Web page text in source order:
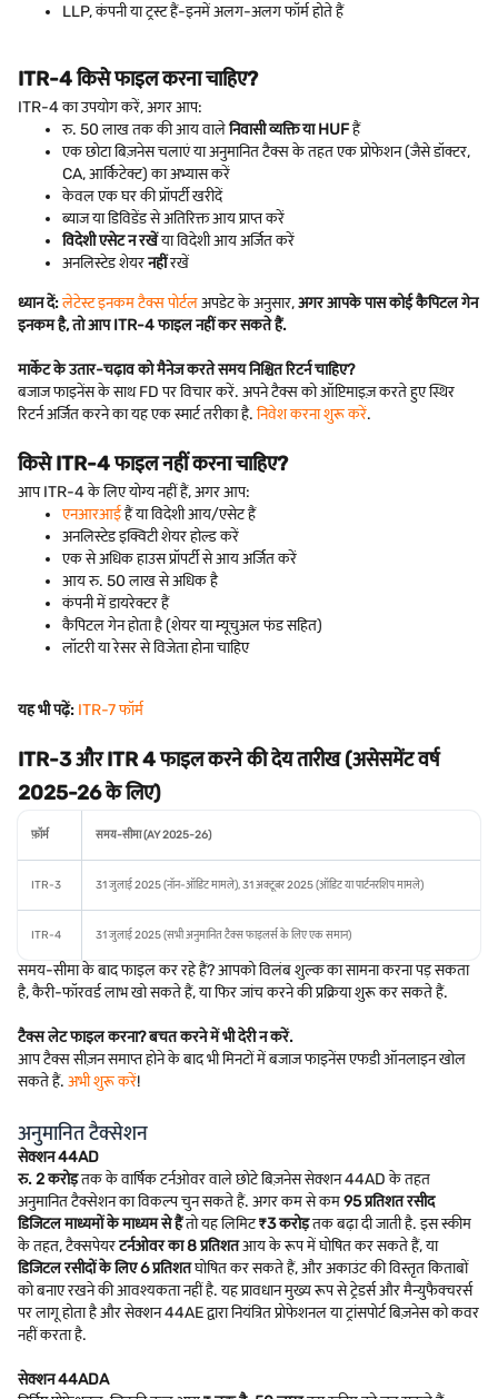
LLP, कंपनी या ट्रस्ट हैं-इनमें अलग-अलग फॉर्म होते हैं
ITR-4 किसे फाइल करना चाहिए?
ITR-4 का उपयोग करें, अगर आप:
रु. 50 लाख तक की आय वालेनिवासी व्यक्ति या HUFहैं
एक छोटा बिज़नेस चलाएं या अनुमानित टैक्स के तहत एक प्रोफेशन (जैसे डॉक्टर,
CA, आर्किटेक्ट) का अभ्यास करें
केवल एक घर की प्रॉपर्टी खरीदें
ब्याज या डिविडेंड से अतिरिक्त आय प्राप्त करें
विदेशी एसेट न रखेंया विदेशी आय अर्जित करें
अनलिस्टेड शेयरनहींरखें
ध्यान दें:लेटेस्ट इनकम टैक्स पोर्टलअपडेट के अनुसार,अगर आपके पास कोई कैपिटल गेन
इनकम है, तो आप ITR-4 फाइल नहीं कर सकते हैं.
मार्केट के उतार-चढ़ाव को मैनेज करते समय निश्चित रिटर्न चाहिए?
बजाज फाइनेंस के साथ FD पर विचार करें. अपने टैक्स को ऑप्टिमाइज़ करते हुए स्थिर
रिटर्न अर्जित करने का यह एक स्मार्ट तरीका है.निवेश करना शुरू करें.
किसे ITR-4 फाइल नहीं करना चाहिए?
आप ITR-4 के लिए योग्य नहीं हैं, अगर आप:
एनआरआईहैं या विदेशी आय/एसेट हैं
अनलिस्टेड इक्विटी शेयर होल्ड करें
एक से अधिक हाउस प्रॉपर्टी से आय अर्जित करें
आय रु. 50 लाख से अधिक है
कंपनी में डायरेक्टर हैं
कैपिटल गेन होता है (शेयर या म्यूचुअल फंड सहित)
लॉटरी या रेसर से विजेता होना चाहिए
यह भी पढ़ें: ITR-7 फॉर्म
ITR-3 और ITR 4 फाइल करने की देय तारीख (असेसमेंट वर्ष
2025-26 के लिए)
फ़ॉर्म समय-सीमा (AY 2025-26)
ITR-3 31 जुलाई 2025 (नॉन-ऑडिट मामले), 31 अक्टूबर 2025 (ऑडिट या पार्टनरशिप मामले)
ITR-4 31 जुलाई 2025 (सभी अनुमानित टैक्स फाइलर्स के लिए एक समान)
समय-सीमा के बाद फाइल कर रहे हैं? आपको विलंब शुल्क का सामना करना पड़ सकता
है, कैरी-फॉरवर्ड लाभ खो सकते हैं, या फिर जांच करने की प्रक्रिया शुरू कर सकते हैं.
टैक्स लेट फाइल करना? बचत करने में भी देरी न करें.
आप टैक्स सीज़न समाप्त होने के बाद भी मिनटों में बजाज फाइनेंस एफडी ऑनलाइन खोल
सकते हैं. अभी शुरू करें!
अनुमानित टैक्सेशन
सेक्शन 44AD
रु. 2 करोड़तक के वार्षिक टर्नओवर वाले छोटे बिज़नेस सेक्शन 44AD के तहत
अनुमानित टैक्सेशन का विकल्प चुन सकते हैं. अगर कम से कम95 प्रतिशत रसीद
डिजिटल माध्यमों के माध्यम से हैंतो यह लिमिट₹3 करोड़तक बढ़ा दी जाती है. इस स्कीम
के तहत, टैक्सपेयरटर्नओवर का 8 प्रतिशतआय के रूप में घोषित कर सकते हैं, या
डिजिटल रसीदों के लिए 6 प्रतिशतघोषित कर सकते हैं, और अकाउंट की विस्तृत किताबों
को बनाए रखने की आवश्यकता नहीं है. यह प्रावधान मुख्य रूप से ट्रेडर्स और मैन्युफैक्चरर्स
पर लागू होता है और सेक्शन 44AE द्वारा नियंत्रित प्रोफेशनल या ट्रांसपोर्ट बिज़नेस को कवर
नहीं करता है.
सेक्शन 44ADA